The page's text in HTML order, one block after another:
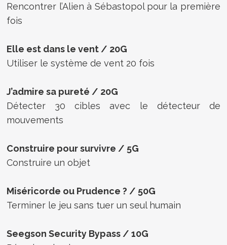
Rencontrer l’Alien à Sébastopol pour la première
fois
Elle est dans le vent / 20G
Utiliser le système de vent 20 fois
J’admire sa pureté / 20G
Détecter 30 cibles avec le détecteur de
mouvements
Construire pour survivre / 5G
Construire un objet
Miséricorde ou Prudence ? / 50G
Terminer le jeu sans tuer un seul humain
Seegson Security Bypass / 10G